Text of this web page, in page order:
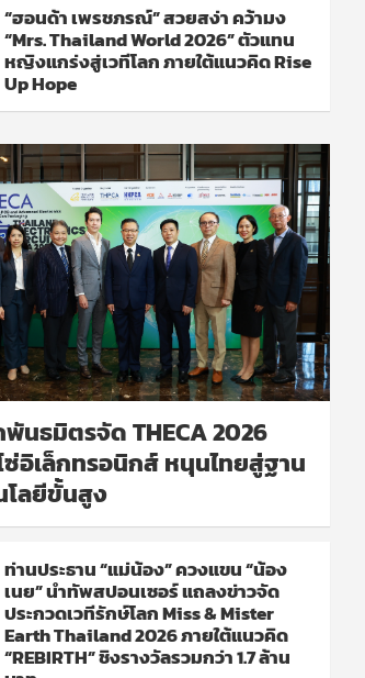
“ฮอนด้า เพรชภรณ์” สวยสง่า คว้ามง
“Mrs. Thailand World 2026” ตัวแทน
หญิงแกร่งสู่เวทีโลก ภายใต้แนวคิด Rise
Up Hope
พันธมิตรจัด THECA 2026
ซ่อิเล็กทรอนิกส์ หนุนไทยสู่ฐาน
โลยีขั้นสูง
ท่านประธาน “แม่น้อง” ควงแขน “น้อง
เนย” นำทัพสปอนเซอร์ แถลงข่าวจัด
ประกวดเวทีรักษ์โลก Miss & Mister
Earth Thailand 2026 ภายใต้แนวคิด
“REBIRTH” ชิงรางวัลรวมกว่า 1.7 ล้าน